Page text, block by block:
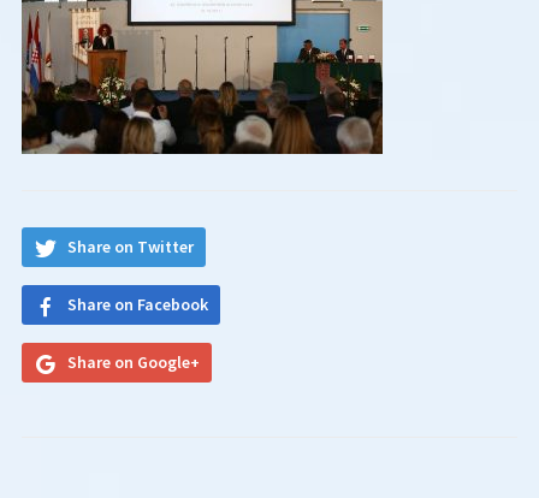
Share on Twitter
Share on Facebook
Share on Google+